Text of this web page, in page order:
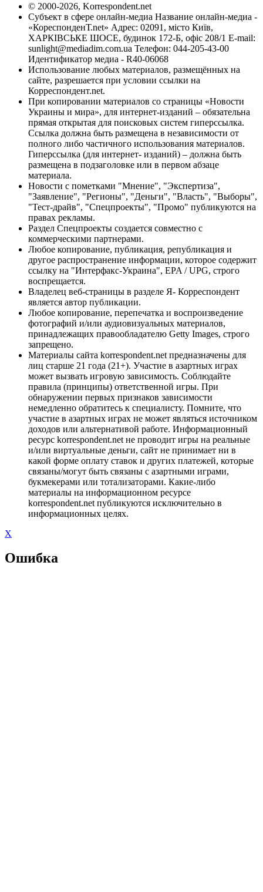
© 2000-2026, Korrespondent.net
Субъект в сфере онлайн-медиа Название онлайн-медиа -
«КореспонденТ.net» Адрес: 02091, місто Київ,
ХАРКІВСЬКЕ ШОСЕ, будинок 172-Б, офіс 208/1 E-mail:
sunlight@mediadim.com.ua Телефон: 044-205-43-00
Идентификатор медиа - R40-06068
Использование любых материалов, размещённых на
сайте, разрешается при условии ссылки на
Корреспондент.net.
При копировании материалов со страницы «Новости
Украины и мира», для интернет-изданий – обязательна
прямая открытая для поисковых систем гиперссылка.
Ссылка должна быть размещена в независимости от
полного либо частичного использования материалов.
Гиперссылка (для интернет- изданий) – должна быть
размещена в подзаголовке или в первом абзаце
материала.
Новости с пометками "Мнение", "Экспертиза",
"Заявление", "Регионы", "Деньги", "Власть", "Выборы",
"Тест-драйв", "Спецпроекты", "Промо" публикуются на
правах рекламы.
Раздел Спецпроекты создается совместно с
коммерческими партнерами.
Любое копирование, публикация, републикация и
другое распространение информации, которое содержит
ссылку на "Интерфакс-Украина", EPA / UPG, строго
воспрещается.
Владелец веб-страницы в разделе Я- Корреспондент
является автор публикации.
Любое копирование, перепечатка и воспроизведение
фотографий и/или аудиовизуальных материалов,
принадлежащих правообладателю Getty Images, строго
запрещено.
Материалы сайта korrespondent.net предназначены для
лиц старше 21 года (21+). Участие в азартных играх
может вызвать игровую зависимость. Соблюдайте
правила (принципы) ответственной игры. При
обнаружении первых признаков зависимости
немедленно обратитесь к специалисту. Помните, что
участие в азартных играх не может являться источником
доходов или альтернативой работе. Информационный
ресурс korrespondent.net не проводит игры на реальные
и/или виртуальные деньги, сайт не принимает ни в
какой форме оплату ставок и других платежей, которые
связаны/могут быть связаны с азартными играми,
букмекерами или тотализаторами. Какие-либо
материалы на информационном ресурсе
korrespondent.net публикуются исключительно в
информационных целях.
X
Ошибка